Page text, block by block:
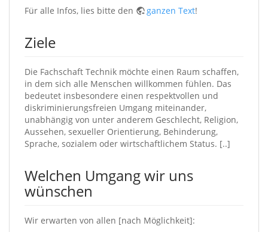
Für alle Infos, lies bitte den ganzen Text!
Ziele
Die Fachschaft Technik möchte einen Raum schaffen,
in dem sich alle Menschen willkommen fühlen. Das
bedeutet insbesondere einen respektvollen und
diskriminierungsfreien Umgang miteinander,
unabhängig von unter anderem Geschlecht, Religion,
Aussehen, sexueller Orientierung, Behinderung,
Sprache, sozialem oder wirtschaftlichem Status. [..]
Welchen Umgang wir uns
wünschen
Wir erwarten von allen [nach Möglichkeit]: